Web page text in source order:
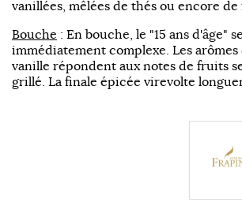
vanillées, mêlées de thés ou encore de
Bouche : En bouche, le "15 ans d'âge"
immédiatement complexe. Les arômes
vanille répondent aux notes de fruits
grillé. La finale épicée virevolte